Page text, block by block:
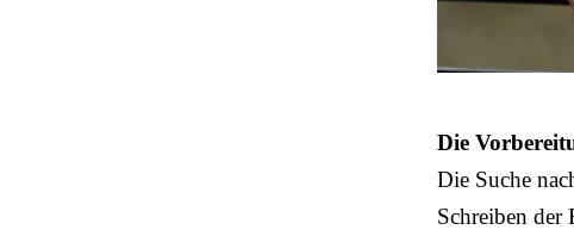
Die
Die Suche
Schreiben